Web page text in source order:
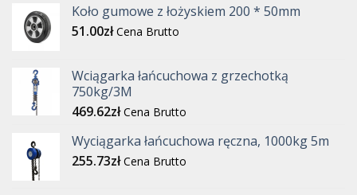
Koło gumowe z łożyskiem 200 * 50mm
51.00zł Cena Brutto
Wciągarka łańcuchowa z grzechotką
750kg/3M
469.62zł Cena Brutto
Wyciągarka łańcuchowa ręczna, 1000kg 5m
255.73zł Cena Brutto